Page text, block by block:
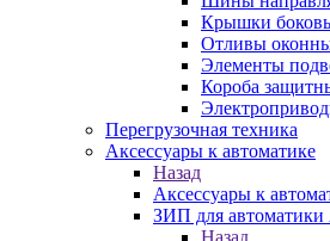
Крышки
Отливы
Элементы
Короба
Перегрузочная техника
Аксессуары к автоматике
Назад
Аксессуары к
ЗИП для автоматики
Назад